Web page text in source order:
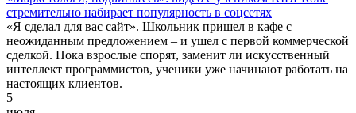
стремительно набирает популярность в соцсетях
«Я сделал для вас сайт». Школьник пришел в кафе с
неожиданным предложением – и ушел с первой коммерческой
сделкой. Пока взрослые спорят, заменит ли искусственный
интеллект программистов, ученики уже начинают работать на
настоящих клиентов.
5